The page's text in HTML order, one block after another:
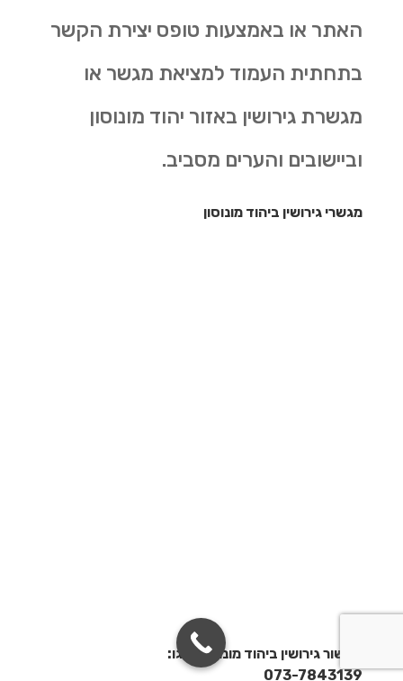
האתר או באמצעות טופס יצירת הקשר
בתחתית העמוד למציאת מגשר או
מגשרת גירושין באזור יהוד מונוסון
וביישובים והערים מסביב.
מגשרי גירושין ביהוד מונוסון
לגישור גירושין ביהוד מונוסון חייגו:
073-7843139